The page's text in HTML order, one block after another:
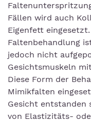
Fällen wird auch
Eigenfett
Faltenbehandlung
jedoch nicht
Gesichtsmuskeln
Diese Form der
Mimikfalten
Gesicht entstanden
von Elastizitäts-